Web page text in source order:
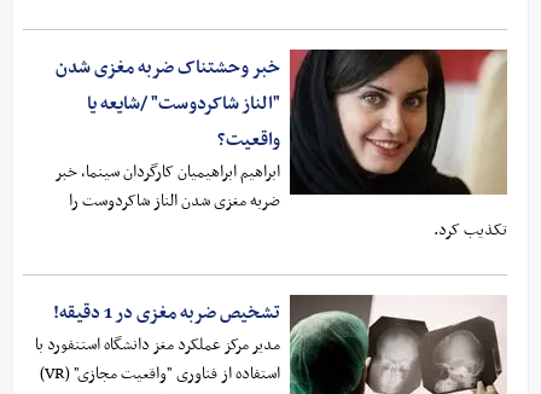
خبر وحشتناک ضربه مغزی شدن
"الناز شاکردوست" /شایعه یا
واقعیت؟
ابراهیم ابراهیمیان کارگردان سینما، خبر
ضربه مغزی شدن الناز شاکردوست را
تکذیب کرد.
تشخیص ضربه مغزی در 1 دقیقه!
مدیر مرکز عملکرد مغز دانشگاه استنفورد با
استفاده از فناوری "واقعیت مجازی" (VR)